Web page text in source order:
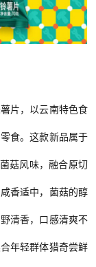
片，以云南特色食
食。这款新品属于
菇风味，融合原切
香适中，菌菇的醇
清香，口感清爽不
年轻群体猎奇尝鲜